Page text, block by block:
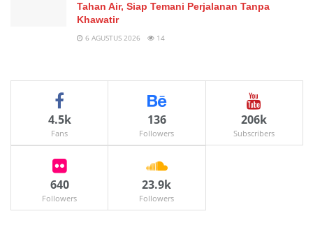
Tahan Air, Siap Temani Perjalanan Tanpa
Khawatir
6 AGUSTUS 2026 14
4.5k
Fans
136
Followers
206k
Subscribers
640
Followers
23.9k
Followers